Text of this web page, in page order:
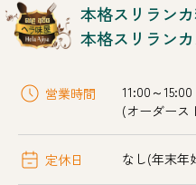
本格スリランカ
本格スリランカ
営業時間
11:00～
(オーダース
定休日 なし(年末年